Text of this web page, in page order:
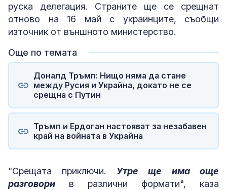
руска делегация. Страните ще се срещнат
отново на 16 май с украинците, съобщи
източник от външното министерство.
Още по темата
Доналд Тръмп: Нищо няма да стане
между Русия и Украйна, докато не се
срещна с Путин
Тръмп и Ердоган настояват за незабавен
край на войната в Украйна
"Срещата приключи. Утре ще има още
разговори в различни формати", каза